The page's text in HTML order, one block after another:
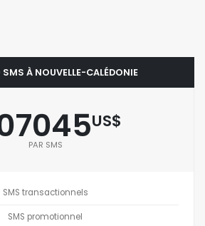
À NOUVELLE-CALÉDONIE
US$
PAR SMS
SMS transactionnels
SMS promotionnel